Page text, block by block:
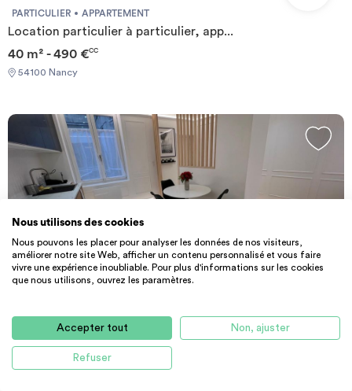
PARTICULIER APPARTEMENT
Location particulier à particulier, app...
40 m² - 490 €CC
54100 Nancy
Location particulier à particulier Nanc
55 m² - 1250 €CC
54100 Nancy
Nous utilisons des cookies
Nous pouvons les placer pour analyser les données de nos visiteurs,
améliorer notre site Web, afficher un contenu personnalisé et vous faire
vivre une expérience inoubliable. Pour plus d'informations sur les cookies
que nous utilisons, ouvrez les paramètres.
Accepter tout Non, ajuster
Refuser